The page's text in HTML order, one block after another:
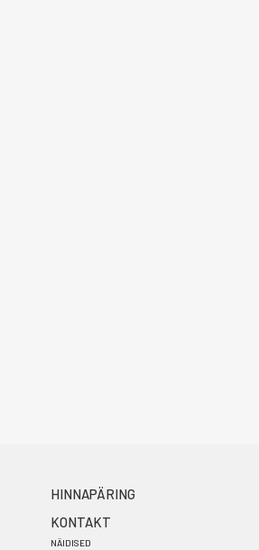
HINNAPÄRING
KONTAKT
NÄIDISED